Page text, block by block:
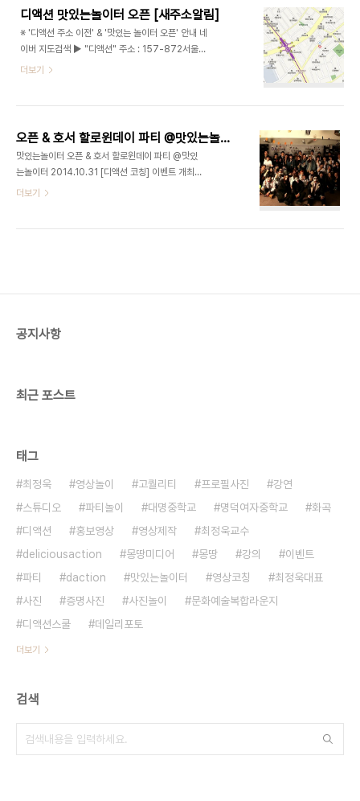
출강을 나가셨는데요. 이번에는 벤처사장이라는 직
업군을 주제로 중학교 1,2학년 학생들을 대상으로 강
연을 해주셨습니다. 디액션 외부 출강 (문의)070-
8748-9282 / ceo@deliciousaction.com
디액션 맛있는놀이터 오픈 [새주소알림]
※ '디액션 주소 이전' & '맛있는 놀이터 오픈' 안내 네
이버 지도검색 ▶ "디액션" 주소 : 157-872서울특
별시 강서구 까치산로 20 / 서울특별시 강서구 화곡
더보기
오픈 & 호서 할로윈데이 파티 @맛있는놀이터 2014.10.31
맛있는놀이터 오픈 & 호서 할로윈데이 파티 @맛있
는놀이터 2014.10.31 [디액션 코칭] 이벤트 개최
실습 대상 : 호서직업전문학교 경영학부 강사 : 최정
더보기
공지사항
최근 포스트
태그
최정욱 영상놀이 고퀄리티 프로필사진
강연
스튜디오
파티놀이 대명중학교 명덕여자중학교
화곡
디액션
홍보영상 영상제작
최정욱교수
deliciousaction
몽땅미디어 몽땅 강의
이벤트
파티
daction 맛있는놀이터 영상코칭
최정욱대표
사진
증명사진 사진놀이
문화예술복합라운지
디액션스쿨
데일리포토
더보기
검색